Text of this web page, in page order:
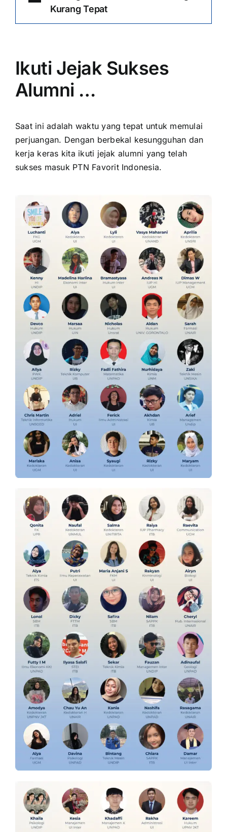
Kurang Tepat
Ikuti Jejak Sukses
Alumni …
Saat ini adalah waktu yang tepat untuk memulai
perjuangan. Dengan berbekal kesungguhan dan
kerja keras kita ikuti jejak alumni yang telah
sukses masuk PTN Favorit Indonesia.